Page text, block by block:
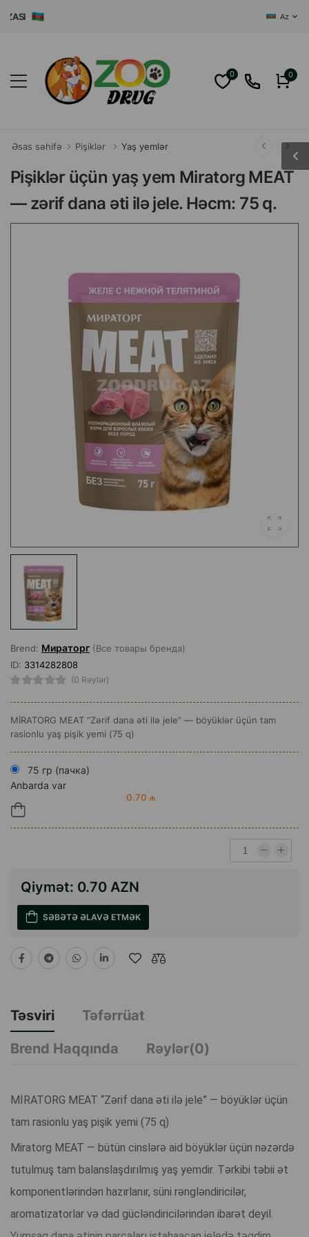
Az
0 0
Əsas səhifə Pişiklər Yaş yemlər
Pişiklər üçün yaş yem Miratorg MEAT
— zərif dana əti ilə jele. Həcm: 75 q.
Brend: Мираторг (Все товары бренда)
ID: 3314282808
(0 Rəylər)
MİRATORG MEAT “Zərif dana əti ilə jele” — böyüklər üçün tam
rasionlu yaş pişik yemi (75 q)
75 гр (пачка)
Anbarda var
0.70 ₼
Qiymət: 0.70 AZN
SƏBƏTƏ ƏLAVƏ ETMƏK
Təsviri
Təfərrüat
Brend Haqqında
Rəylər(0)
MİRATORG MEAT “Zərif dana əti ilə jele” — böyüklər üçün
tam rasionlu yaş pişik yemi (75 q)
Miratorg MEAT — bütün cinslərə aid böyüklər üçün nəzərdə
tutulmuş tam balanslaşdırılmış yaş yemdir. Tərkibi təbii ət
komponentlərindən hazırlanır, süni rəngləndiricilər,
aromatizatorlar və dad gücləndiricilərindən ibarət deyil.